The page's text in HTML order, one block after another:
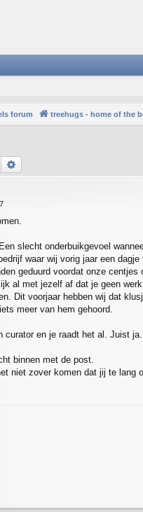
forum treehugs - home of the
Search
slecht onderbuikgevoel
waar wij vorig jaar een
geduurd voordat onze centjes
al met jezelf af dat je geen
Dit voorjaar hebben wij dat
meer van hem gehoord.
curator en je raadt het al. Juist
binnen met de post.
niet zover komen dat jij te lang